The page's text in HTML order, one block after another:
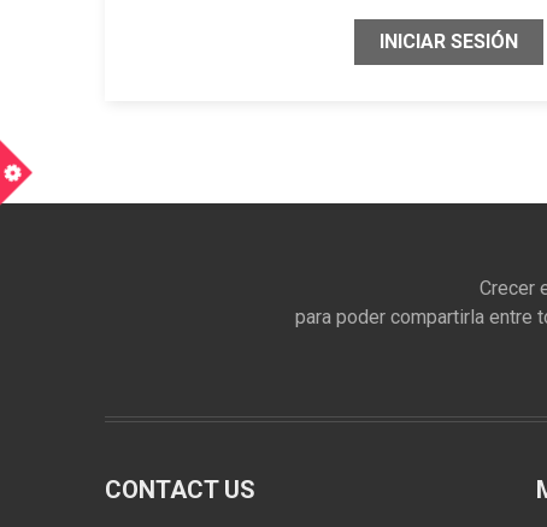
INICIAR SESIÓN
Crecer
para poder compartirla entre
CONTACT US